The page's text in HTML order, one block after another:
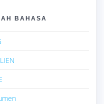
BAHASA